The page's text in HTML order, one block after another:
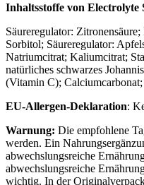
Inhaltsstoffe von
Säureregulator:
Sorbitol; Säureregulator:
Natriumcitrat; Kaliumcitrat;
natürliches schwarzes
(Vitamin C);
EU-Allergen-Deklaration:
Warnung: Die empfohlene
werden. Ein
abwechslungsreiche
abwechslungsreiche
wichtig. In der